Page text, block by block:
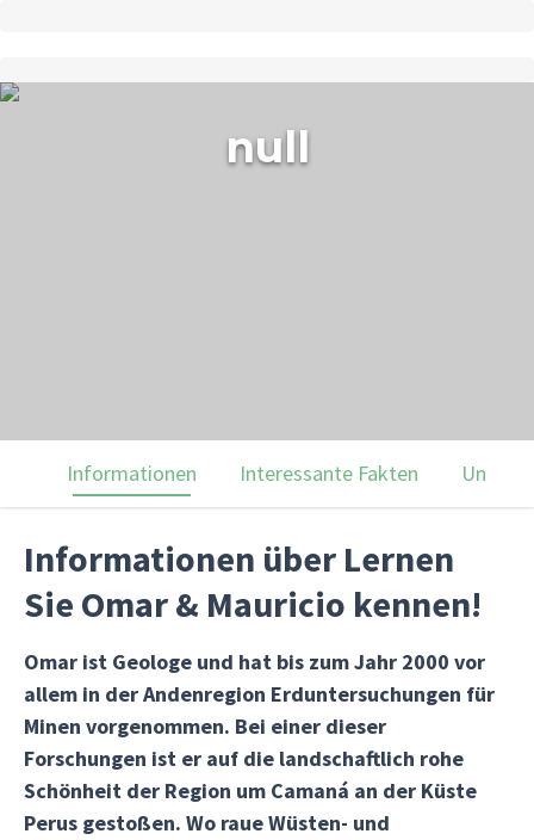
null
Informationen Interessante Fakten Unsere
Informationen über Lernen
Sie Omar & Mauricio kennen!
Omar ist Geologe und hat bis zum Jahr 2000 vor
allem in der Andenregion Erduntersuchungen für
Minen vorgenommen. Bei einer dieser
Forschungen ist er auf die landschaftlich rohe
Schönheit der Region um Camaná an der Küste
Perus gestoßen. Wo raue Wüsten- und